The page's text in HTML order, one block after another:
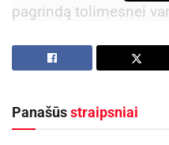
pagrindą tolimesnei
„Svarbiausia, kad
atsiranda daugiau
Panašūsstraipsniai